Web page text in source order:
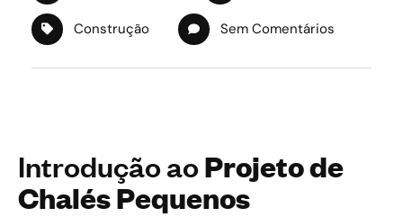
Construção Sem Comentários
Introdução aoProjeto de
Chalés Pequenos